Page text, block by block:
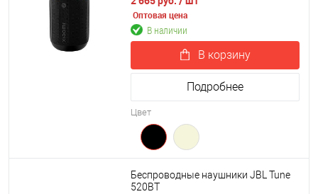
Оптовая цена
В наличии
В корзину
Подробнее
Цвет
Беспроводные наушники JBL Tune
520BT